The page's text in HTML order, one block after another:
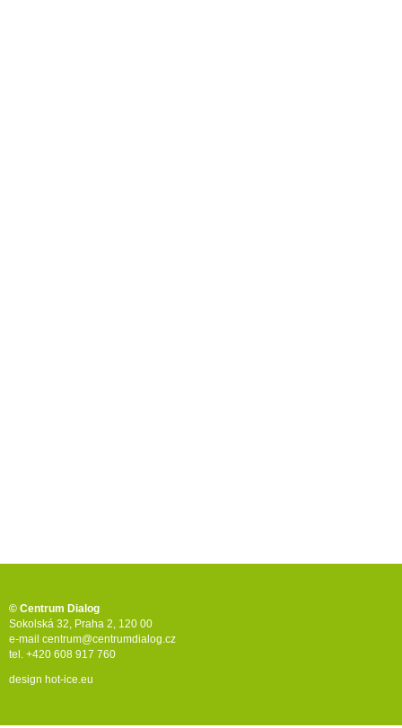
© Centrum Dialog
Sokolská 32, Praha 2, 120 00
e-mail centrum@centrumdialog.cz
tel. +420 608 917 760
design hot-ice.eu